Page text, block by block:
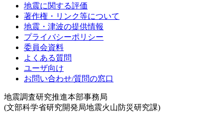
地震に関する評価
著作権・リンク等について
地震・津波の提供情報
プライバシーポリシー
委員会資料
よくある質問
ユーザ向け
お問い合わせ/質問の窓口
地震調査研究推進本部事務局
(文部科学省研究開発局地震火山防災研究課)